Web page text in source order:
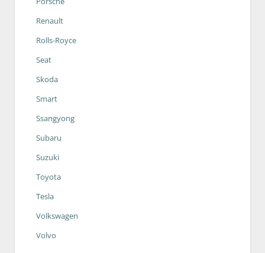
Renault
Rolls-Royce
Seat
Skoda
Smart
Ssangyong
Subaru
Suzuki
Toyota
Tesla
Volkswagen
Volvo